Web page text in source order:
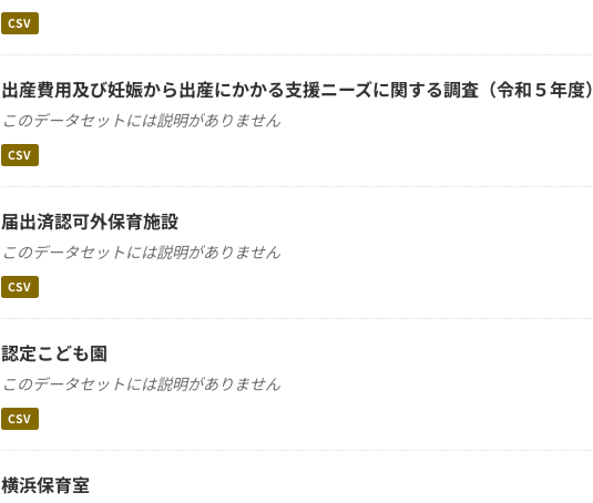
CSV
出産費用及び妊娠から出産にかかる支援ニーズに関する調査（令和５年度）
このデータセットには説明がありません
CSV
届出済認可外保育施設
このデータセットには説明がありません
CSV
認定こども園
このデータセットには説明がありません
CSV
横浜保育室